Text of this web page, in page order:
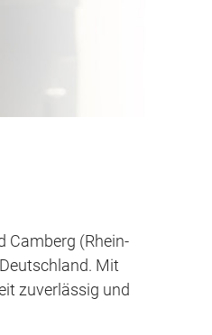
Camberg (Rhein-
Mit
zuverlässig und